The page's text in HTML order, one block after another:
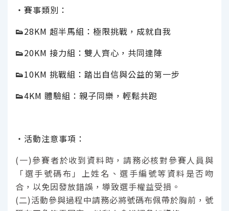
‧賽事類別：
👟28KM 超半馬組：極限挑戰，成就自我
👟20KM 接力組：雙人齊心，共同達陣
👟10KM 挑戰組：踏出自信與公益的第一步
👟4KM 體驗組：親子同樂，輕鬆共跑
‧活動注意事項：
(一)參賽者於收到資料時，請務必核對參賽人員與
「選手號碼布」上姓名、選手編號等資料是否吻
合，以免因發放錯誤，導致選手權益受損。
(二)活動參與過程中請務必將號碼布佩帶於胸前，號